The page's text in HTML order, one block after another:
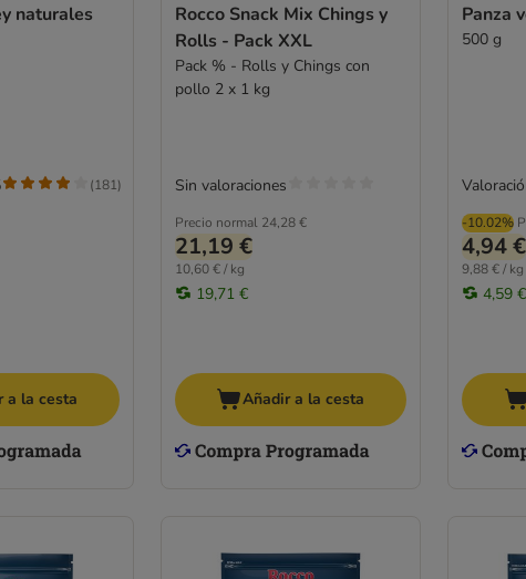
naturales
(181)
a la cesta
Rocco Snack Mix Chings y
Rolls - Pack XXL
Pack % - Rolls y Chings con
pollo 2 x 1 kg
Precio normal 24,28 €
21,19 €
10,60 € / kg
19,71 €
Sin valoraciones
Añadir a la cesta
Panza
500 g
-10.02%
4,94 €
9,88 € / kg
4,59 €